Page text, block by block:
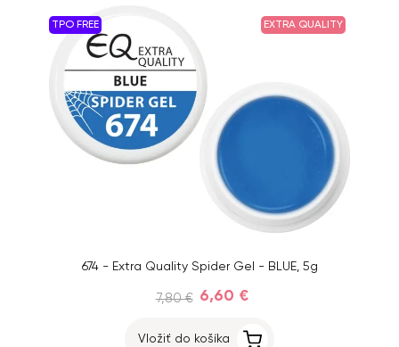
TPO FREE EXTRA QUALITY
674 - Extra Quality Spider Gel - BLUE, 5g
7,80 € 6,60 €
Vložiť do košíka